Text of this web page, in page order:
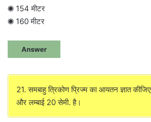
◉ 154 मीटर
◉ 160 मीटर
Answer
21. समबाहु त्रिकोण प्रिज्म का आयतन ज्ञात
और लम्बाई 20 सेमी. है।